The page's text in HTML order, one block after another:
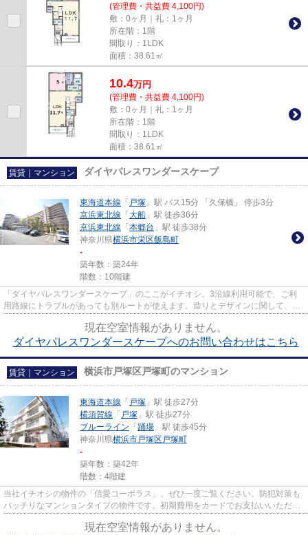
(管理費・共益費 4,100円)
敷：0ヶ月｜礼：1ヶ月
所在階：1階
間取り：1LDK
面積：38.61㎡
10.4万円
(管理費・共益費 4,100円)
敷：0ヶ月｜礼：1ヶ月
所在階：1階
間取り：1LDK
面積：38.61㎡
賃貸｜マンション ダイヤパレスワンダースケープ
東海道本線 「 戸塚 」駅 バス15分 「久保橋」 停歩3分
京浜東北線 「 大船 」駅 徒歩36分
京浜東北線 「 本郷台 」駅 徒歩38分
神奈川県横浜市栄区飯島町
-
築年数：築24年
階数：10階建
「ダイヤパレスワンダースケープ」のここがイチオシ。3沿線利用可能で、ご利
用路線にトラブルがあっても別ルートが使えます。造りとデザインに関して、自
現在空室情報がありません。
ダイヤパレスワンダースケープへのお問い合わせはこちら
賃貸｜マンション 横浜市戸塚区戸塚町のマンション
東海道本線 「 戸塚 」駅 徒歩27分
横須賀線 「 戸塚 」駅 徒歩27分
ブルーライン 「 踊場 」駅 徒歩45分
神奈川県横浜市戸塚区 戸塚町
-
築年数：築42年
階数：4階建
当社イチオシの物件の「信愛コーポラス」。ぜひ一度ご覧ください。防犯対策も
バッチリなマンションタイプの物件です。初期費用をカードでお支払いいただけ
現在空室情報がありません。